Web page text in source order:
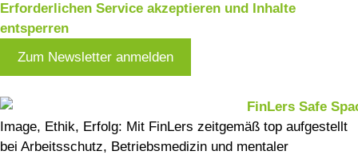
Erforderlichen Service akzeptieren und Inhalte
entsperren
Zum Newsletter anmelden
Image, Ethik, Erfolg: Mit FinLers zeitgemäß top aufgestellt
bei Arbeitsschutz, Betriebsmedizin und mentaler